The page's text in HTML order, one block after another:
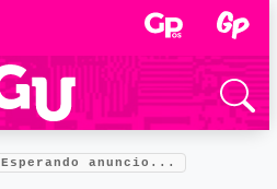
Esperando anuncio...